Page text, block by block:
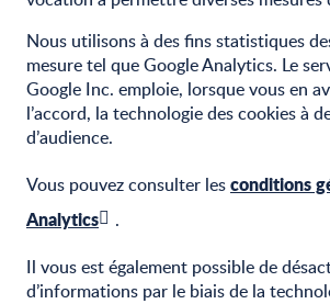
Nous utilisons à des fins statistiques
mesure tel que Google Analytics. Le
Google Inc. emploie, lorsque vous en
l’accord, la technologie des cookies à
d’audience.
Vous pouvez consulter lesconditions
Analytics
.
Il vous est également possible de
d’informations par le biais de la